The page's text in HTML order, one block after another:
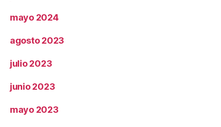
mayo 2024
agosto 2023
julio 2023
junio 2023
mayo 2023